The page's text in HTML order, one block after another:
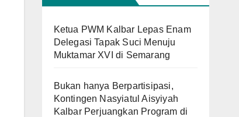
Ketua PWM Kalbar Lepas Enam
Delegasi Tapak Suci Menuju
Muktamar XVI di Semarang
Bukan hanya Berpartisipasi,
Kontingen Nasyiatul Aisyiyah
Kalbar Perjuangkan Program di